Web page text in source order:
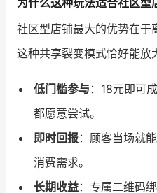
为什么这种玩法适合社区型
社区型店铺最大的优势在于
这种共享裂变模式恰好能放
低门槛参与 ：18元即可
都愿意尝试。
即时回报：顾客当场就
消费需求。
长期收益：专属二维码